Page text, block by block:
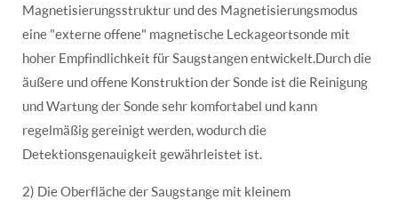
Magnetisierungsstruktur und des Magnetisierungsmodus
eine "externe offene" magnetische Leckageortsonde mit
hoher Empfindlichkeit für Saugstangen entwickelt.Durch die
äußere und offene Konstruktion der Sonde ist die Reinigung
und Wartung der Sonde sehr komfortabel und kann
regelmäßig gereinigt werden, wodurch die
Detektionsgenauigkeit gewährleistet ist.
2) Die Oberfläche der Saugstange mit kleinem